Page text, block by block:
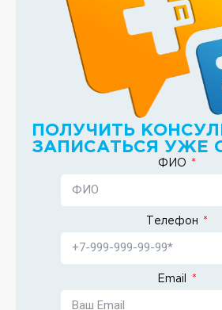
ПОЛУЧИТЬ
ЗАПИСАТЬСЯ УЖЕ
ФИО
Телефон
Email